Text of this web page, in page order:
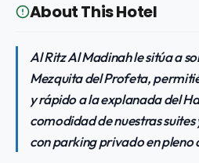
About This Hotel
Al Ritz Al Madinah le sitúa a
Mezquita del Profeta,
y rápido a la explanada del
comodidad de nuestras
con parking privado en pleno